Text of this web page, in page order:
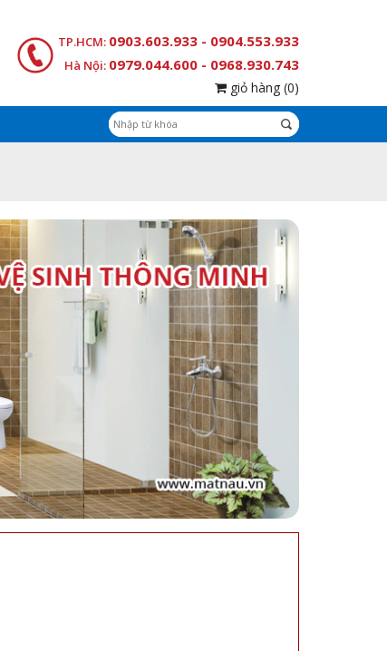
TP.HCM: 0903.603.933 - 0904.553.933
Hà Nội: 0979.044.600 - 0968.930.743
giỏ hàng (0)